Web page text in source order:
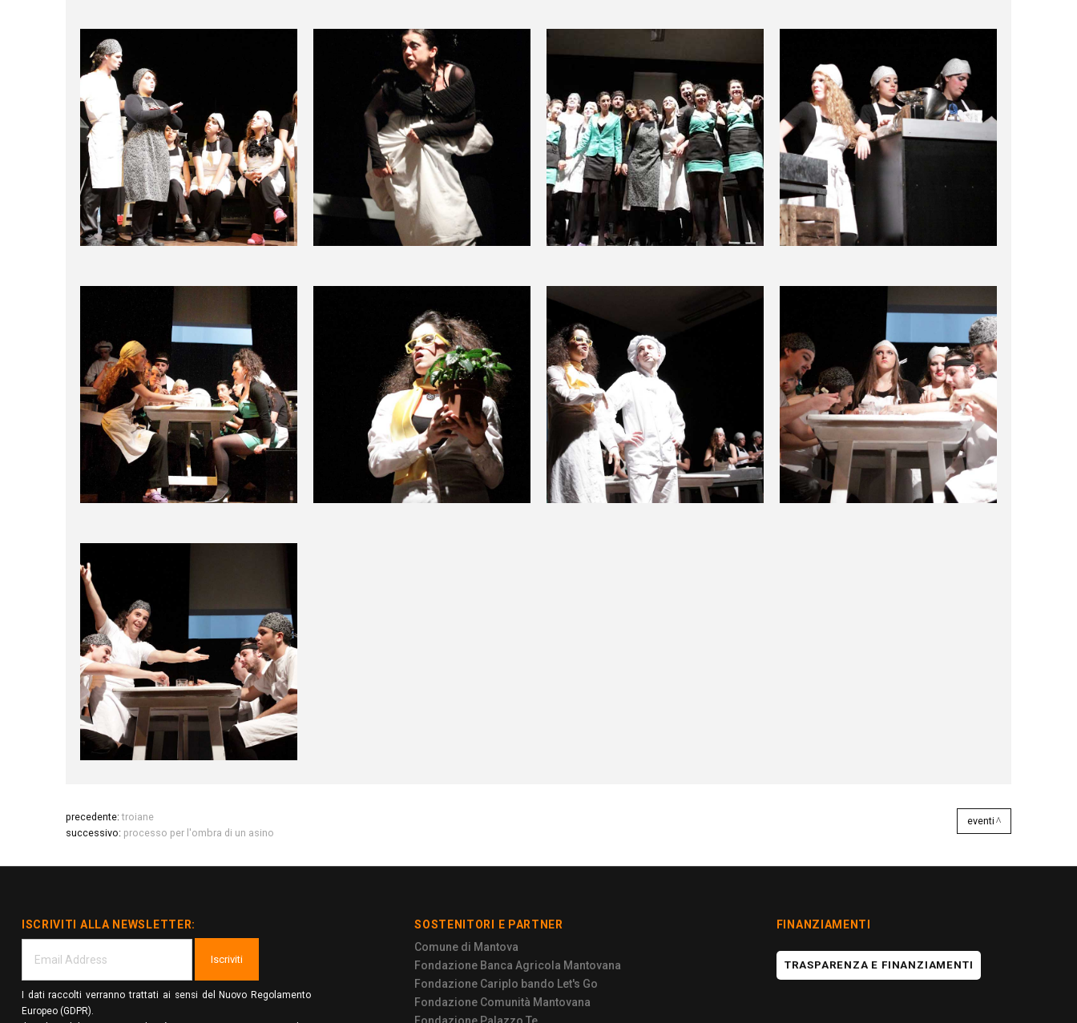
precedente:troiane
successivo: processo per l'ombra di un asino
eventi
ISCRIVITI ALLA NEWSLETTER:
Iscriviti
I dati raccolti verranno trattati ai sensi del Nuovo Regolamento
Europeo (GDPR).
SOSTENITORI E PARTNER
Comune di Mantova
Fondazione Banca Agricola Mantovana
Fondazione Cariplo bando Let's Go
Fondazione Comunità Mantovana
FINANZIAMENTI
TRASPARENZA E FINANZIAMENTI